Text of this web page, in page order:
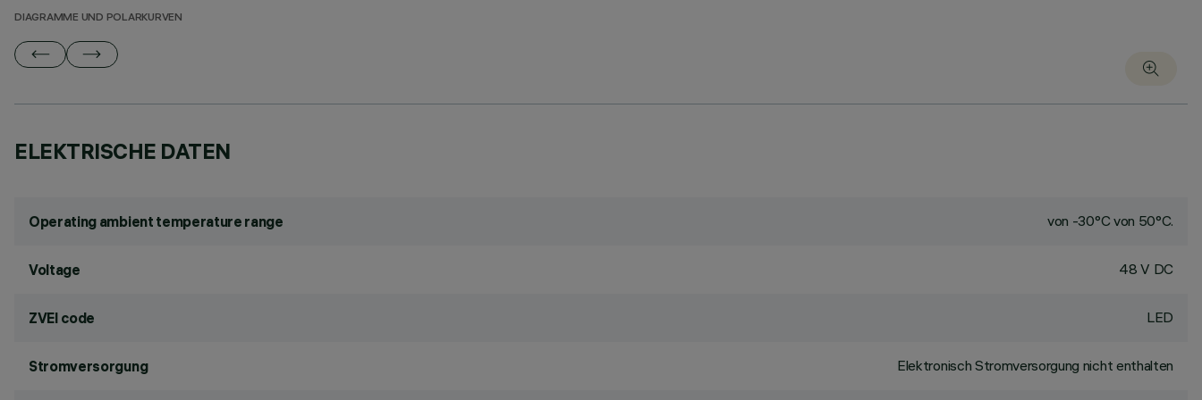
DIAGRAMME UND POLARKURVEN
ELEKTRISCHE DATEN
Operating ambient temperature range von -30°C von 50°C.
Voltage 48 V DC
ZVEI code LED
Stromversorgung Elektronisch Stromversorgung nicht enthalten